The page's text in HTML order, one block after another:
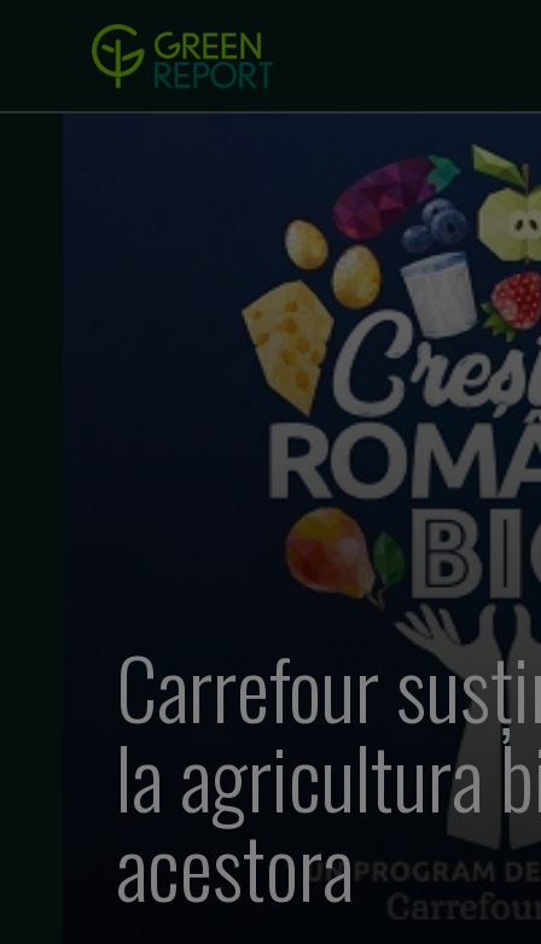
Carrefour
la agricultura
acestora